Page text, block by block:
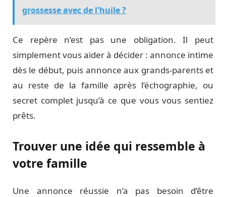
grossesse avec de l'huile ?
Ce repère n’est pas une obligation. Il peut
simplement vous aider à décider : annonce intime
dès le début, puis annonce aux grands-parents et
au reste de la famille après l’échographie, ou
secret complet jusqu’à ce que vous vous sentiez
prêts.
Trouver une idée qui ressemble à
votre famille
Une annonce réussie n’a pas besoin d’être